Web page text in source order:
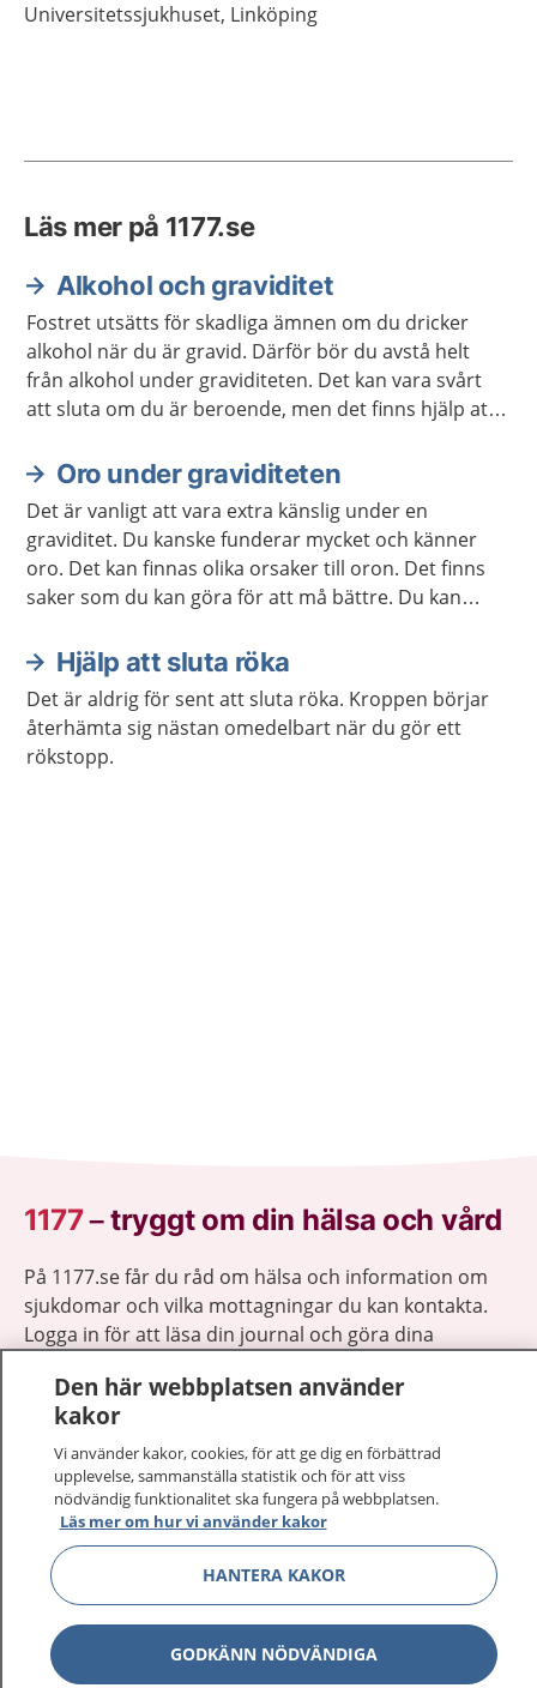
Universitetssjukhuset, Linköping
Läs mer på 1177.se
Alkohol och graviditet
Fostret utsätts för skadliga ämnen om du dricker
alkohol när du är gravid. Därför bör du avstå helt
från alkohol under graviditeten. Det kan vara svårt
att sluta om du är beroende, men det finns hjälp att
Oro under graviditeten
Det är vanligt att vara extra känslig under en
graviditet. Du kanske funderar mycket och känner
oro. Det kan finnas olika orsaker till oron. Det finns
saker som du kan göra för att må bättre. Du kan
en barnmorska.
Hjälp att sluta röka
Det är aldrig för sent att sluta röka. Kroppen börjar
återhämta sig nästan omedelbart när du gör ett
rökstopp.
1177–tryggt om din hälsa och vård
På 1177.se får du råd om hälsa och information om
sjukdomar och vilka mottagningar du kan kontakta.
Logga in för att läsa din journal och göra dina
sjukvårdsrådgivning dygnet runt.
1177 ger dig råd när du vill må bättre.
1177 på flera språk Visa
Om 1177 Visa
Den här webbplatsen använder
kakor
Vi använder kakor, cookies, för att ge dig en förbättrad
upplevelse, sammanställa statistik och för att viss
nödvändig funktionalitet ska fungera på webbplatsen.
Läs mer om hur vi använder kakor
HANTERA KAKOR
GODKÄNN NÖDVÄNDIGA